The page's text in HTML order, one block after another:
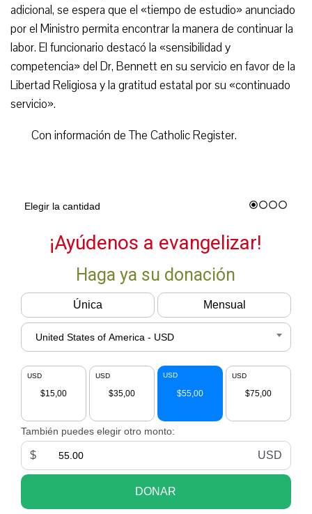
adicional, se espera que el «tiempo de estudio» anunciado
por el Ministro permita encontrar la manera de continuar la
labor. El funcionario destacó la «sensibilidad y
competencia» del Dr, Bennett en su servicio en favor de la
Libertad Religiosa y la gratitud estatal por su «continuado
servicio».
Con información de The Catholic Register.